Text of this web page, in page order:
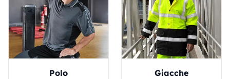
Polo Giacche